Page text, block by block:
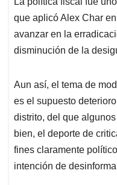
s
A
p
p
b
o
o
k
e
d
I
n
l
que aplicó Alex Char
avanzar en la
disminución de la
Aun así, el tema de
es el supuesto
distrito, del que
bien, el deporte de
fines claramente
intención de